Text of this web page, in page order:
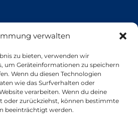
verwalten
zu bieten, verwenden wir
um Geräteinformationen zu speichern
Wenn du diesen Technologien
wie das Surfverhalten oder
verarbeiten. Wenn du deine
zurückziehst, können bestimmte
beeinträchtigt werden.
73